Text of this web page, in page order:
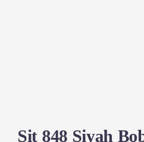
Sit 848 Siyah